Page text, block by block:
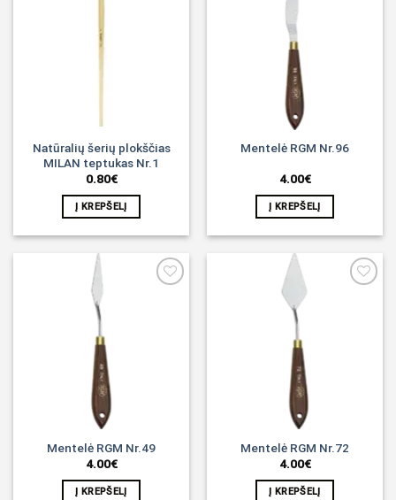
Natūralių šerių plokščias
MILAN teptukas Nr.1
0.80€
Į KREPŠELĮ
Mentelė RGM Nr.96
4.00€
Į KREPŠELĮ
Mentelė RGM Nr.49
4.00€
Į KREPŠELĮ
Mentelė RGM Nr.72
4.00€
Į KREPŠELĮ